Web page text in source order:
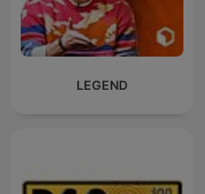
LEGEND